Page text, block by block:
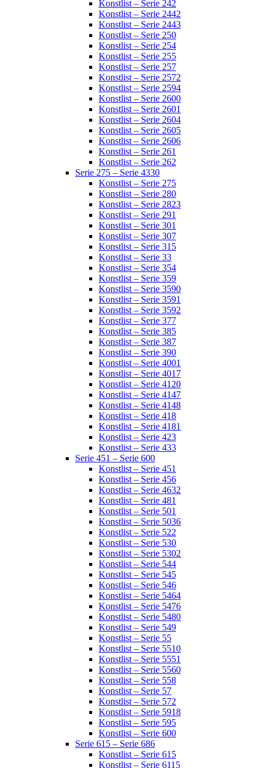
Konstlist – Serie 242
Konstlist – Serie 2442
Konstlist – Serie 2443
Konstlist – Serie 250
Konstlist – Serie 254
Konstlist – Serie 255
Konstlist – Serie 257
Konstlist – Serie 2572
Konstlist – Serie 2594
Konstlist – Serie 2600
Konstlist – Serie 2601
Konstlist – Serie 2604
Konstlist – Serie 2605
Konstlist – Serie 2606
Konstlist – Serie 261
Konstlist – Serie 262
Serie 275 – Serie 4330
Konstlist – Serie 275
Konstlist – Serie 280
Konstlist – Serie 2823
Konstlist – Serie 291
Konstlist – Serie 301
Konstlist – Serie 307
Konstlist – Serie 315
Konstlist – Serie 33
Konstlist – Serie 354
Konstlist – Serie 359
Konstlist – Serie 3590
Konstlist – Serie 3591
Konstlist – Serie 3592
Konstlist – Serie 377
Konstlist – Serie 385
Konstlist – Serie 387
Konstlist – Serie 390
Konstlist – Serie 4001
Konstlist – Serie 4017
Konstlist – Serie 4120
Konstlist – Serie 4147
Konstlist – Serie 4148
Konstlist – Serie 418
Konstlist – Serie 4181
Konstlist – Serie 423
Konstlist – Serie 433
Serie 451 – Serie 600
Konstlist – Serie 451
Konstlist – Serie 456
Konstlist – Serie 4632
Konstlist – Serie 481
Konstlist – Serie 501
Konstlist – Serie 5036
Konstlist – Serie 522
Konstlist – Serie 530
Konstlist – Serie 5302
Konstlist – Serie 544
Konstlist – Serie 545
Konstlist – Serie 546
Konstlist – Serie 5464
Konstlist – Serie 5476
Konstlist – Serie 5480
Konstlist – Serie 549
Konstlist – Serie 55
Konstlist – Serie 5510
Konstlist – Serie 5551
Konstlist – Serie 5560
Konstlist – Serie 558
Konstlist – Serie 57
Konstlist – Serie 572
Konstlist – Serie 5918
Konstlist – Serie 595
Konstlist – Serie 600
Serie 615 – Serie 686
Konstlist – Serie 615
Konstlist – Serie 6115